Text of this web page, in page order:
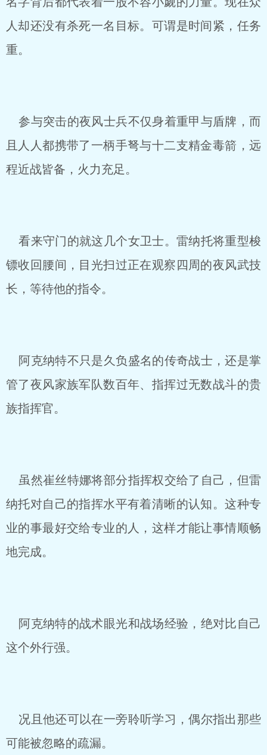
人却还没有杀死一名目标。可谓是时间紧，任务
重。
参与突击的夜风士兵不仅身着重甲与盾牌，而
且人人都携带了一柄手弩与十二支精金毒箭，远
程近战皆备，火力充足。
看来守门的就这几个女卫士。雷纳托将重型梭
镖收回腰间，目光扫过正在观察四周的夜风武技
长，等待他的指令。
阿克纳特不只是久负盛名的传奇战士，还是掌
管了夜风家族军队数百年、指挥过无数战斗的贵
族指挥官。
虽然崔丝特娜将部分指挥权交给了自己，但雷
纳托对自己的指挥水平有着清晰的认知。这种专
业的事最好交给专业的人，这样才能让事情顺畅
地完成。
阿克纳特的战术眼光和战场经验，绝对比自己
这个外行强。
况且他还可以在一旁聆听学习，偶尔指出那些
可能被忽略的疏漏。